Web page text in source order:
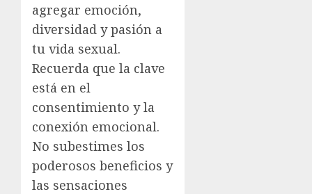
agregar emoción,
diversidad y pasión a
tu vida sexual.
Recuerda que la clave
está en el
consentimiento y la
conexión emocional.
No subestimes los
poderosos beneficios y
las sensaciones